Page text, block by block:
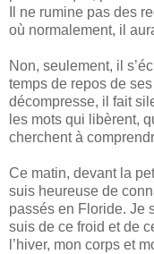
Il ne rumine pas des
où normalement, il
Non, seulement, il
temps de repos de
décompresse, il fait
les mots qui libèrent,
cherchent à
Ce matin, devant la
suis heureuse de
passés en Floride. Je
suis de ce froid et de
l’hiver, mon corps et